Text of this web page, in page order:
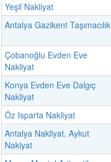
Yeşil Nakliyat
Antalya Gazikent Taşımacılık
Çobanoğlu Evden Eve
Nakliyat
Konya Evden Eve Dalgıç
Nakliyat
Öz Isparta Nakliyat
Antalya Nakliyat, Aykut
Nakiyat